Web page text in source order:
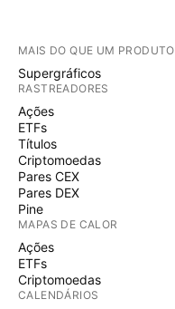
MAIS DO QUE UM PRODUTO
Supergráficos
RASTREADORES
Ações
ETFs
Títulos
Criptomoedas
Pares CEX
Pares DEX
Pine
MAPAS DE CALOR
Ações
ETFs
Criptomoedas
CALENDÁRIOS